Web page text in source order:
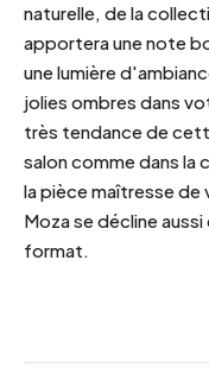
naturelle, de la
apportera une note
une lumière
jolies ombres dans
très tendance de
salon comme dans la
la pièce maîtresse
Moza se décline
format.